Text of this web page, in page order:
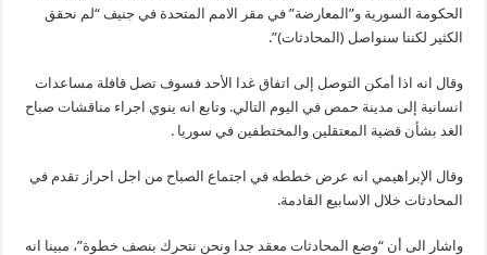
الحكومة السورية و”المعارضة” في مقر الامم المتحدة في جنيف “لم نحقق
الكثير لكننا سنواصل (المحادثات)”.
وقال انه اذا أمكن التوصل إلى اتفاق غدا الأحد فسوف تصل قافلة مساعدات
انسانية إلى مدينة حمص في اليوم التالي. وتابع انه ينوي اجراء مناقشات صباح
الغد بشأن قضية المعتقلين والمختطفين في سوريا .
وقال الإبراهيمي انه عرض خططه في اجتماع الصباح من اجل احراز تقدم في
المحادثات خلال الاسابيع القادمة.
واشار الى أن “وضع المحادثات معقد جدا ونحن نتحرك بنصف خطوة”، مبينا انه